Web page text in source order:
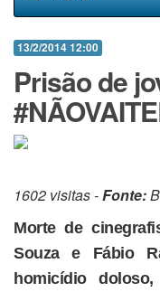
13/2/2014 12:00
Prisão de
1602 visitas -Fonte:
Morte de
Souza e Fábio
homicídio